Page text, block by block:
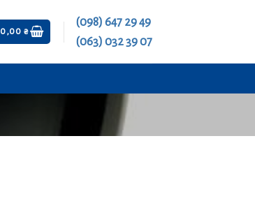
0,00 ₴
(098) 647 29 49
(063) 032 39 07